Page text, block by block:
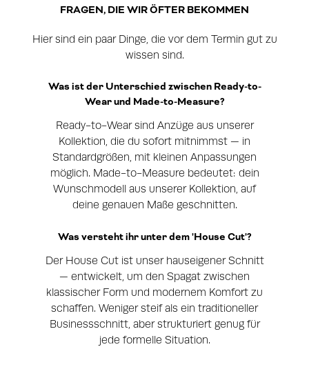
FRAGEN, DIE WIR ÖFTER BEKOMMEN
Hier sind ein paar Dinge, die vor dem Termin gut zu
wissen sind.
Was ist der Unterschied zwischen Ready-to-
Wear und Made-to-Measure?
Ready-to-Wear sind Anzüge aus unserer
Kollektion, die du sofort mitnimmst — in
Standardgrößen, mit kleinen Anpassungen
möglich. Made-to-Measure bedeutet: dein
Wunschmodell aus unserer Kollektion, auf
deine genauen Maße geschnitten.
Was versteht ihr unter dem 'House Cut'?
Der House Cut ist unser hauseigener Schnitt
— entwickelt, um den Spagat zwischen
klassischer Form und modernem Komfort zu
schaffen. Weniger steif als ein traditioneller
Businessschnitt, aber strukturiert genug für
jede formelle Situation.